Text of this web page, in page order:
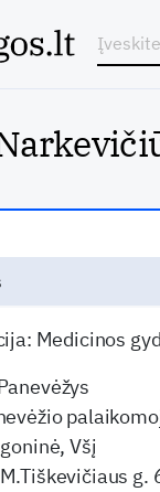
Medicinos
Všį
g.